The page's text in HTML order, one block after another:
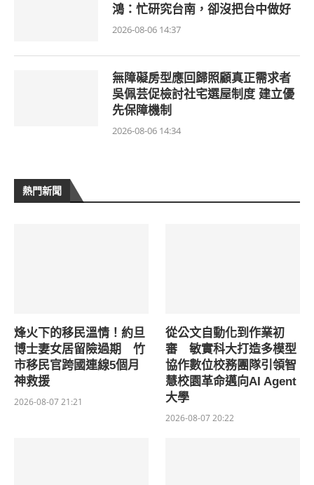
鴻：忙研究台南，卻沒把台中做好
2026-08-06 14:37
無障礙房型應回歸照顧真正需求者
吳佩芸促檢討社宅選屋制度 建立優
先保障機制
2026-08-06 14:34
熱門新聞
烽火下的移民溫情！約旦
博士妻女居留險過期 竹
市移民官跨國連線5個月
神救援
2026-08-07 21:21
從公文自動化到作業初
審 敏實科大打造多模型
協作數位校務團隊引領智
慧校園革命邁向AI Agent
大學
2026-08-07 20:22